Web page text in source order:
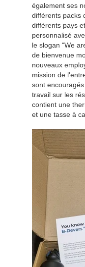
également ses
différents packs
différents pays
personnalisé
le slogan "We
de bienvenue
nouveaux
mission de
sont
travail sur les
contient une
et une tasse à